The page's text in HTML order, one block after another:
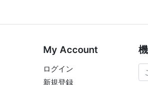
My Account
ログイン
新規登録